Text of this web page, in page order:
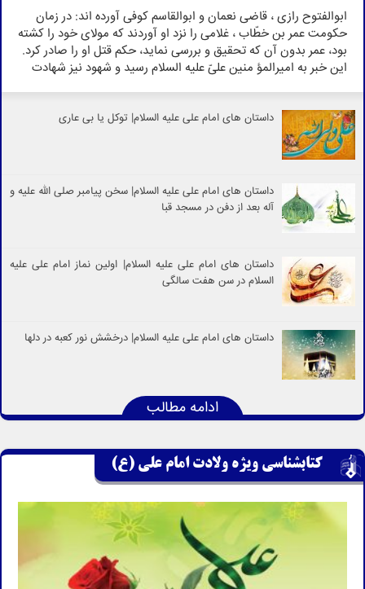
ابوالفتوح رازى ، قاضى نعمان و ابوالقاسم كوفى آورده اند: در زمان
حكومت عمر بن خطّاب ، غلامى را نزد او آوردند كه مولاى خود را كشته
بود، عمر بدون آن كه تحقيق و بررسى نمايد، حكم قتل او را صادر كرد.
اين خبر به اميرالمؤ منين علىّ عليه السلام رسيد و شهود نيز شهادت
را كشته ام.
داستان های امام علی علیه السلام| توکل یا بی عاری
داستان های امام علی علیه السلام| سخن پیامبر صلی الله علیه و
آله بعد از دفن در مسجد قبا
داستان های امام علی علیه السلام| اولین نماز امام علی علیه
السلام در سن هفت سالگی
داستان های امام علی علیه السلام| درخشش نور کعبه در دلها
ادامه مطالب
کتابشناسی ویژه ولادت امام علی (ع)